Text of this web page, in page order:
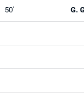
50' G.